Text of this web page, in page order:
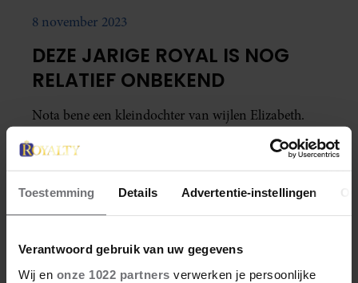
Toestemming Details Advertentie-instellingen
Verantwoord gebruik van uw gegevens
Wij en onze 1022 partners verwerken je persoonlijke
8 november 2023
DEZE JARIGE ROYAL IS NOG
RELATIEF ONBEKEND
Nota bene een kleindochter van wijlen Elizabeth.
Haar ouders zijn Edward en Sophie. En deze jonge
vrouw viert vandaag haar verjaardag.